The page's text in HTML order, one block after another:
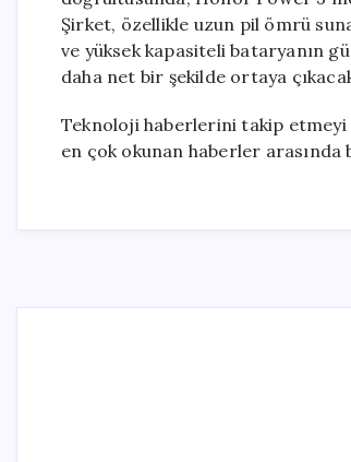
Şirket, özellikle uzun pil ömrü
ve yüksek kapasiteli bataryanın
daha net bir şekilde ortaya
Teknoloji haberlerini takip etmeyi
en çok okunan haberler arasında